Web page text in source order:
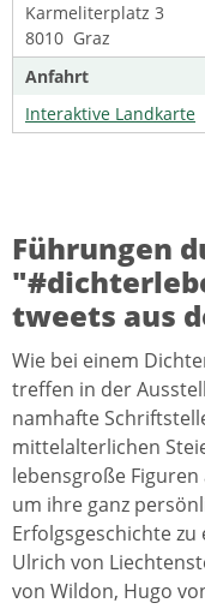
Karmeliterplatz 3
8010 Graz
Anfahrt
Interaktive Landkarte
Führungen
tweets aus
Wie bei einem
treffen in der
namhafte
mittelalterlichen
lebensgroße
um ihre ganz
Erfolgsgeschichte zu
Ulrich von
von Wildon, Hugo